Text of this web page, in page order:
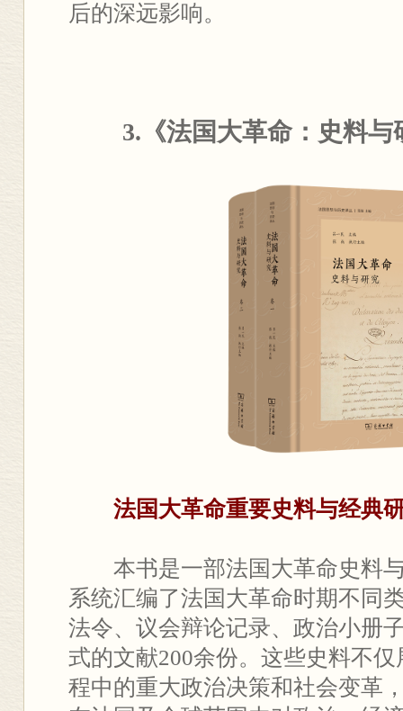
后的深远影响。
3.《法国大革命：史料与
法国大革命重要史料与经典
本书是一部法国大革命史料
系统汇编了法国大革命时期不同
法令、议会辩论记录、政治小册
式的文献200余份。这些史料不
程中的重大政治决策和社会变革